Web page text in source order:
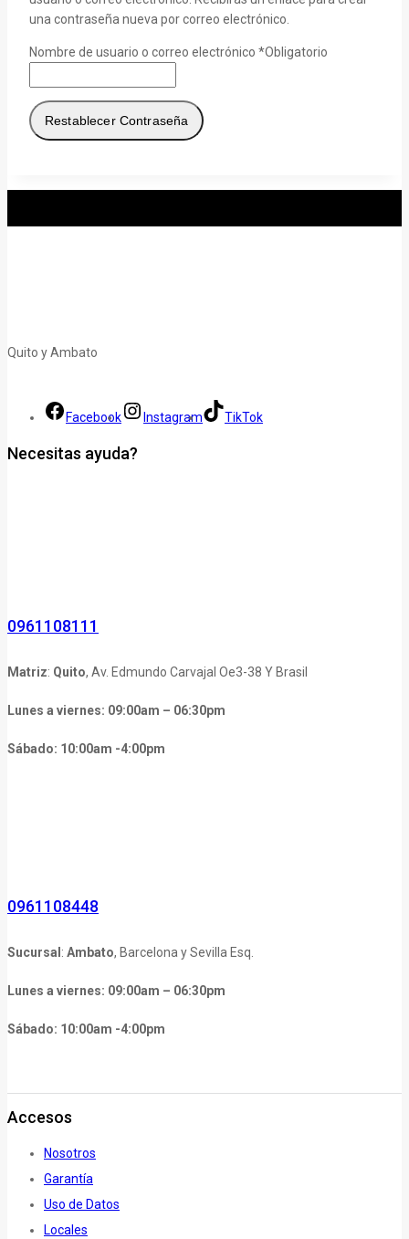
una contraseña nueva por correo electrónico.
Nombre de usuario o correo electrónico *Obligatorio
Restablecer Contraseña
Quito y Ambato
Facebook Instagram TikTok
Necesitas ayuda?
0961108111
Matriz: Quito, Av. Edmundo Carvajal Oe3-38 Y Brasil
Lunes a viernes: 09:00am – 06:30pm
Sábado: 10:00am -4:00pm
0961108448
Sucursal : Ambato, Barcelona y Sevilla Esq.
Lunes a viernes: 09:00am – 06:30pm
Sábado: 10:00am -4:00pm
Accesos
Nosotros
Garantía
Uso de Datos
Locales